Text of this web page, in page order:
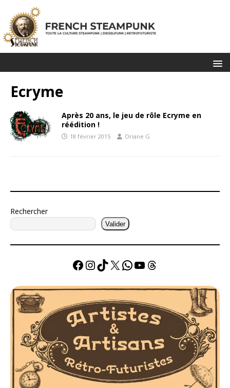
Ecryme
Après 20 ans, le jeu de rôle Ecryme en
réédition !
18 février 2015 Oriane G
Rechercher
Valider